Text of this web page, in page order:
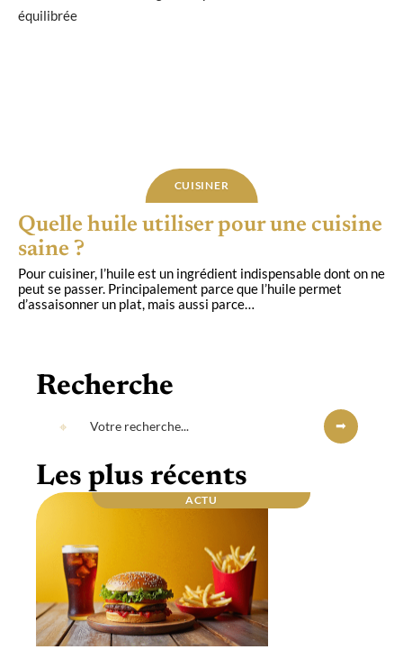
CUISINER
Quelle huile utiliser pour une cuisine
saine ?
Pour cuisiner, l’huile est un ingrédient indispensable dont on ne
peut se passer. Principalement parce que l’huile permet
d’assaisonner un plat, mais aussi parce
Recherche
Les plus récents
ACTU